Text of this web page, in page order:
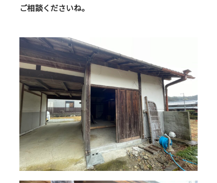
ご相談くださいね。